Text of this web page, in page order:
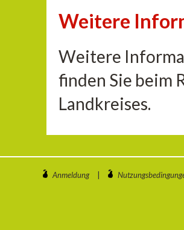
Weitere
Weitere
finden Sie beim
Landkreises.
Anmeldung